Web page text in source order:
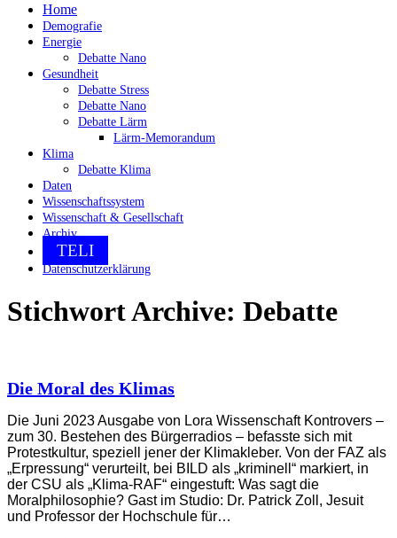
Zum
Inhalt
springen
Home
Demografie
Energie
Debatte Nano
Gesundheit
Debatte Stress
Debatte Nano
Debatte Lärm
Lärm-Memorandum
Klima
Debatte Klima
Daten
Wissenschaftssystem
Wissenschaft & Gesellschaft
Archiv
TELI
Datenschutzerklärung
Stichwort Archive: Debatte
Die Moral des Klimas
Die Juni 2023 Ausgabe von Lora Wissenschaft Kontrovers –
zum 30. Bestehen des Bürgerradios – befasste sich mit
Protestkultur, speziell jener der Klimakleber. Von der FAZ als
„Erpressung“ verurteilt, bei BILD als „kriminell“ markiert, in
der CSU als „Klima-RAF“ eingestuft: Was sagt die
Moralphilosophie? Gast im Studio: Dr. Patrick Zoll, Jesuit
und Professor der Hochschule für…